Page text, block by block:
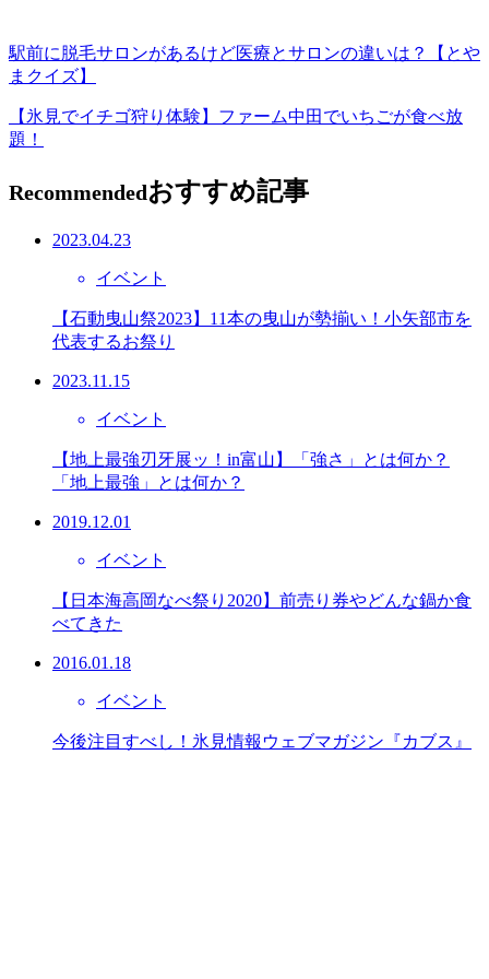
駅前に脱毛サロンがあるけど医療とサロンの違いは？【とや
まクイズ】
【氷見でイチゴ狩り体験】ファーム中田でいちごが食べ放
題！
Recommendedおすすめ記事
2023.04.23
イベント
【石動曳山祭2023】11本の曳山が勢揃い！小矢部市を
代表するお祭り
2023.11.15
イベント
【地上最強刃牙展ッ！in富山】「強さ」とは何か？
「地上最強」とは何か？
2019.12.01
イベント
【日本海高岡なべ祭り2020】前売り券やどんな鍋か食
べてきた
2016.01.18
イベント
今後注目すべし！氷見情報ウェブマガジン『カブス』